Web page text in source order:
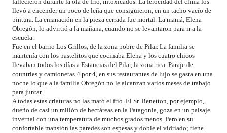
llevó a encender un poco de leña que consiguieron, en un tacho vacío de
pintura. La emanación en la pieza cerrada fue mortal. La mamá, Elena
Obregón, lo advirtió a la mañana, cuando no se levantaron para ir a la
escuela.
Fue en el barrio Los Grillos, de la zona pobre de Pilar. La familia se
mantenía con los pastelitos que cocinaba Elena y los cuatro chicos
llevaban todos los días a Estancias del Pilar, la zona rica. Paraje de
countries y camionetas 4 por 4, en sus restaurantes de lujo se gasta en una
noche lo que a la familia Obregón no le alcanzan varios meses de trabajo
para juntar.
A todas estas criaturas no las mató el frío. El Sr. Benetton, por ejemplo,
dueño de casi un millón de hectáreas en la Patagonia, goza en un paisaje
invernal con una temperatura de muchos grados menos. Pero en su
confortable mansión las paredes son espesas y doble el vidriado; tiene